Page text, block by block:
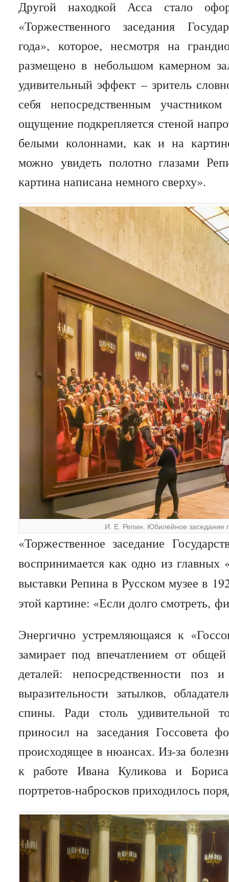
Другой находкой Асса стало
«Торжественного заседания
года», которое, несмотря на
размещено в небольшом камерном
удивительный эффект – зритель
себя непосредственным
ощущение подкрепляется стеной
белыми колоннами, как и на
можно увидеть полотно глазами
картина написана немного сверху».
И. Е. Репин. Юбилейное заседание
«Торжественное заседание
воспринимается как одно из
выставки Репина в Русском музее в
этой картине: «Если долго смотреть,
Энергично устремляющаяся к
замирает под впечатлением от
деталей: непосредственности
выразительности затылков,
спины. Ради столь удивительной
приносил на заседания Госсовета
происходящее в нюансах. Из-за
к работе Ивана Куликова и
портретов-набросков приходилось